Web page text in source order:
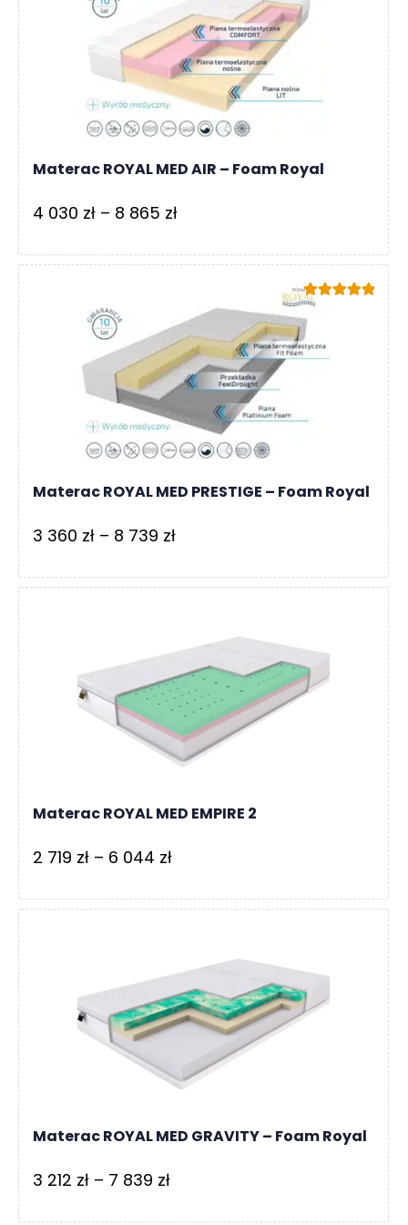
do
7
000 zł
Materac ROYAL MED AIR – Foam Royal
4 030 zł – 8 865 złZakres
od
030 zł
do
8
865 zł
Materac ROYAL MED PRESTIGE – Foam Royal
Oceniono
5.00
3 360 zł – 8 739 złZakres
od
360 zł
do
8
739 zł
Materac ROYAL MED EMPIRE 2
2 719 zł – 6 044 złZakres
od
719 zł
do
6
044 zł
Materac ROYAL MED GRAVITY – Foam Royal
3 212 zł – 7 839 złZakres